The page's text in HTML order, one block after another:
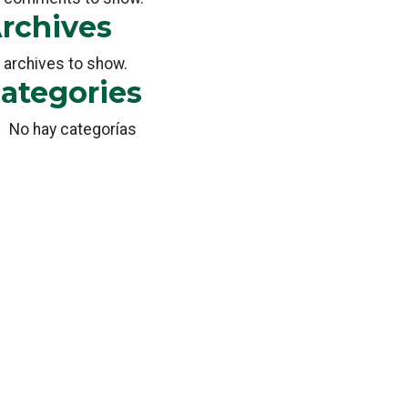
archives to show.
No hay categorías